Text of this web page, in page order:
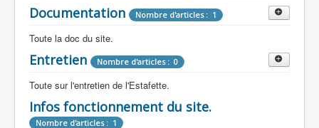
Documentation Nombre d'articles : 1
Toute la doc du site.
Revue de Presse Nombre d'articles : 9
Tous les articles que l'on a vu sur l'estafette !
Camping Car Nombre d'articles : 3
Entretien Nombre d'articles : 0
Toute sur l'entretien de l'Estafette.
Mécanique Nombre d'articles : 0
Infos fonctionnement du site.
Nombre d'articles : 1